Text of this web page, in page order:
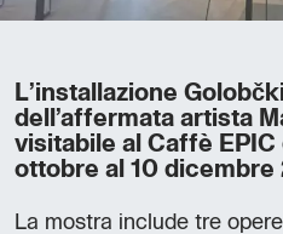
L’installazione
dell’affermata artista
visitabile al Caffè EPIC
ottobre al 10 dicembre
La mostra include tre